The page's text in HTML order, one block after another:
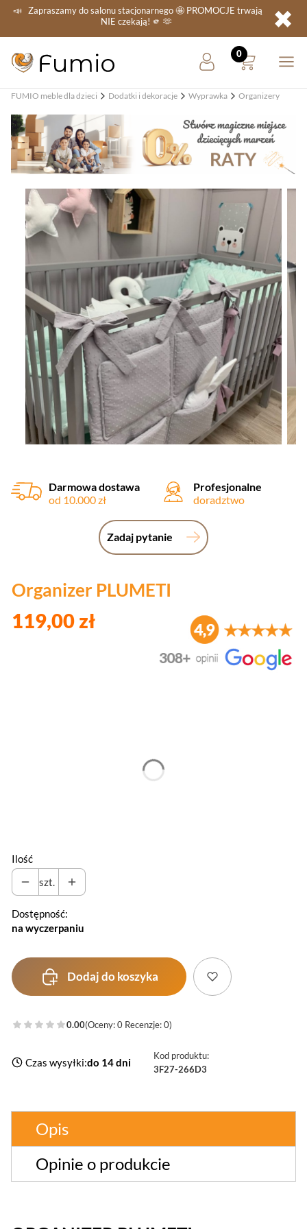
📣 Zapraszamy do salonu stacjonarnego🤩 PROMOCJE trwają
NIE czekają! 🫵 🫶 ✖
FUMIO meble dla dzieci Dodatki i dekoracje Wyprawka Organizery
Darmowa dostawa
od 10.000 zł
Profesjonalne
doradztwo
Zadaj pytanie
Organizer PLUMETI
119,00 zł
Ilość
szt.
Dostępność:
na wyczerpaniu
Dodaj do koszyka
0.00(Oceny: 0 Recenzje: 0)
Czas wysyłki:do 14 dni
Kod produktu:
3F27-266D3
Opis
Opinie o produkcie